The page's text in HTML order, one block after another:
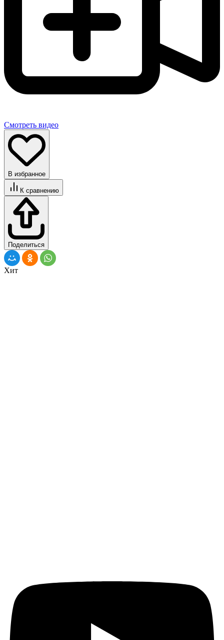
Смотреть видео
В избранное
К сравнению
Поделиться
Хит